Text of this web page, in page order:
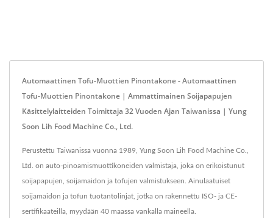
Automaattinen Tofu-Muottien Pinontakone - Automaattinen
Tofu-Muottien Pinontakone | Ammattimainen Soijapapujen
Käsittelylaitteiden Toimittaja 32 Vuoden Ajan Taiwanissa | Yung
Soon Lih Food Machine Co., Ltd.
Perustettu Taiwanissa vuonna 1989, Yung Soon Lih Food Machine Co.,
Ltd. on auto-pinoamismuottikoneiden valmistaja, joka on erikoistunut
soijapapujen, soijamaidon ja tofujen valmistukseen. Ainulaatuiset
soijamaidon ja tofun tuotantolinjat, jotka on rakennettu ISO- ja CE-
sertifikaateilla, myydään 40 maassa vankalla maineella.